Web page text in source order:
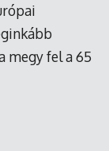
megy fel a 65